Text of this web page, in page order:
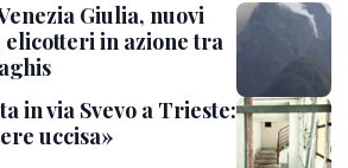
Giulia, nuovi
in azione tra
in via Svevo a Trieste:
uccisa»